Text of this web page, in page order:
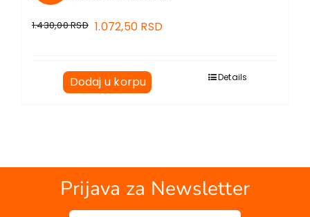
1.430,00RSD 1.072,50 RSD
Dodaj u korpu Details
Prijava za Newsletter